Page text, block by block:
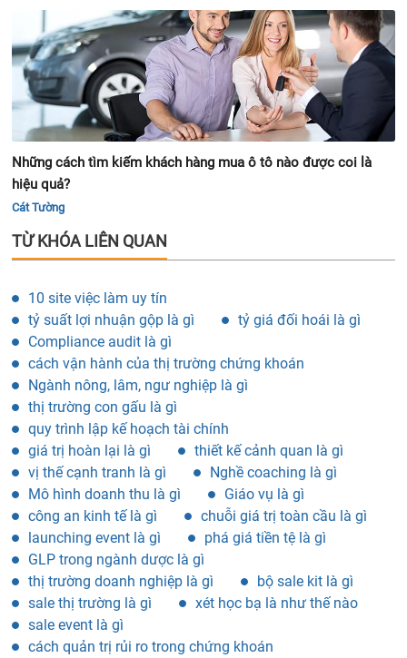
Những cách tìm kiếm khách hàng mua ô tô nào được coi là
hiệu quả?
Cát Tường
TỪ KHÓA LIÊN QUAN
10 site việc làm uy tín
tỷ suất lợi nhuận gộp là gì
tỷ giá đối hoái là gì
Compliance audit là gì
cách vận hành của thị trường chứng khoán
Ngành nông, lâm, ngư nghiệp là gì
thị trường con gấu là gì
quy trình lập kế hoạch tài chính
giá trị hoàn lại là gì
thiết kế cảnh quan là gì
vị thế cạnh tranh là gì
Nghề coaching là gì
Mô hình doanh thu là gì
Giáo vụ là gì
công an kinh tế là gì
chuỗi giá trị toàn cầu là gì
launching event là gì
phá giá tiền tệ là gì
GLP trong ngành dược là gì
thị trường doanh nghiệp là gì
bộ sale kit là gì
sale thị trường là gì
xét học bạ là như thế nào
sale event là gì
cách quản trị rủi ro trong chứng khoán